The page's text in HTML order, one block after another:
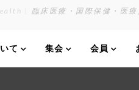
| 臨床医療・国際保健・医療
て 集会 会員